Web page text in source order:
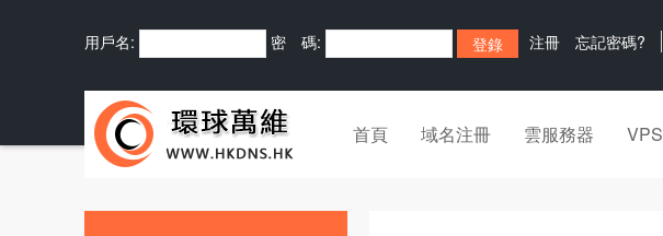
用戶名: 密 碼: 注冊 忘記密碼?
首頁 域名注冊 雲服務器 VPS